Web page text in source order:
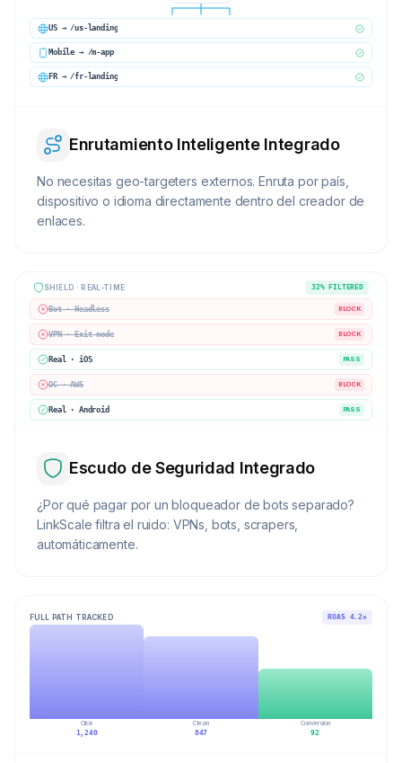
US → /us-landing
Mobile → /m-app
FR → /fr-landing
Enrutamiento Inteligente Integrado
No necesitas geo-targeters externos. Enruta por país,
dispositivo o idioma directamente dentro del creador de
enlaces.
SHIELD · REAL-TIME 32% FILTERED
Bot · Headless BLOCK
VPN · Exit node BLOCK
Real · iOS PASS
DC · AWS BLOCK
Real · Android PASS
Escudo de Seguridad Integrado
¿Por qué pagar por un bloqueador de bots separado?
LinkScale filtra el ruido: VPNs, bots, scrapers,
automáticamente.
FULL PATH TRACKED ROAS 4.2×
Click
1,240
Clean
847
Conversion
92